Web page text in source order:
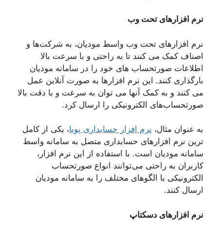
نرم افزارهای تحت وب
نرم افزارهای تحت وب واسط مودیان، به شرکت‌ها و
اصناف کمک می ‌کنند تا به راحتی و با سرعت بالا
اطلاعات صورتحساب‌ های خود را در سامانه مودیان
بارگذاری کنند. این نرم افزارها به صورت آنلاین عمل
می‌ کنند و به کمک آنها می‌ توان به سرعت و با دقت بالا
صورتحساب‌های الکترونیکی را ارسال کرد.
به عنوان مثال، نرم افزار حسابداری پویا، یکی از کامل
ترین نرم افزارهای حسابداری متصل به سامانه واسط
سامانه مودیان است. با استفاده از این نرم افزار،
کاربران به راحتی می‌توانند انواع صورتحساب
الکترونیکی با الگوهای مختلف را به سامانه مودیان
ارسال کنند.
نرم افزارهای دسکتاپ